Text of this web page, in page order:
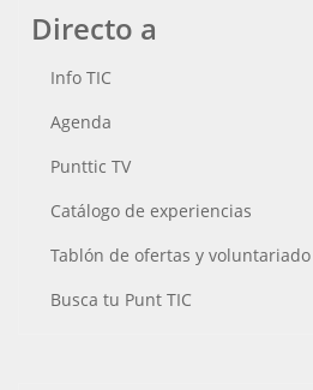
Directo a
Info TIC
Agenda
Punttic TV
Catálogo de experiencias
Tablón de ofertas y voluntariado
Busca tu Punt TIC